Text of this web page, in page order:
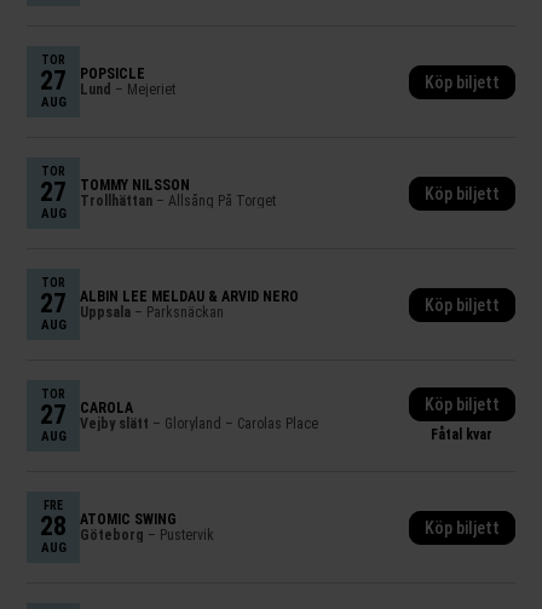
TOR
27
AUG
POPSICLE
Lund – Mejeriet Köp biljett
TOR
27
AUG
TOMMY NILSSON
Trollhättan – Allsång På Torget Köp biljett
TOR
27
AUG
ALBIN LEE MELDAU & ARVID NERO
Uppsala – Parksnäckan Köp biljett
TOR
27
AUG
CAROLA
Vejby slätt – Gloryland – Carolas Place
Fåtal kvar
Köp biljett
FRE
28
AUG
ATOMIC SWING
Göteborg – Pustervik Köp biljett